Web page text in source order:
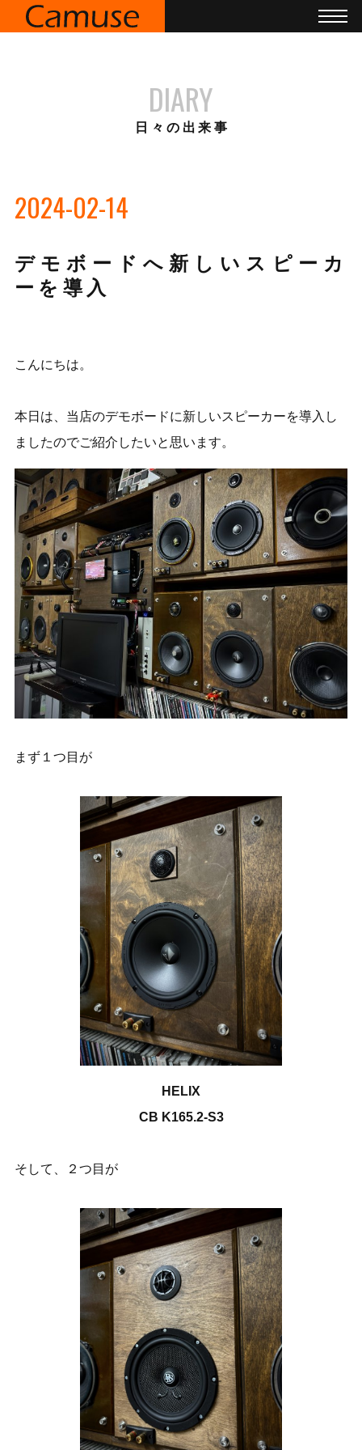
DIARY
日々の出来事
2024-02-14
デモボードへ新しいスピーカ
ーを導入
こんにちは。
本日は、当店のデモボードに新しいスピーカーを導入し
ましたのでご紹介したいと思います。
まず１つ目が
HELIX
CB K165.2-S3
そして、２つ目が